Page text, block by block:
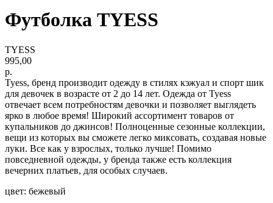
Футболка TYESS
TYESS
995,00
р.
Tyess, бренд производит одежду в стилях кэжуал и спорт шик
для девочек в возрасте от 2 до 14 лет. Одежда от Tyess
отвечает всем потребностям девочки и позволяет выглядеть
ярко в любое время! Широкий ассортимент товаров от
купальников до джинсов! Полноценные сезонные коллекции,
вещи из которых вы сможете легко миксовать, создавая новые
луки. Все как у взрослых, только лучше! Помимо
повседневной одежды, у бренда также есть коллекция
вечерних платьев, для особых случаев.
цвет: бежевый